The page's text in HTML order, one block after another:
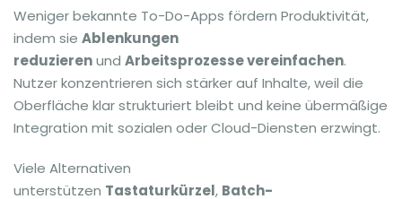
Weniger bekannte To-Do-Apps fördern Produktivität,
indem sie Ablenkungen
reduzierenund Arbeitsprozesse vereinfachen.
Nutzer konzentrieren sich stärker auf Inhalte, weil die
Oberfläche klar strukturiert bleibt und keine übermäßige
Integration mit sozialen oder Cloud-Diensten erzwingt.
Viele Alternativen
unterstützen Tastaturkürzel, Batch-